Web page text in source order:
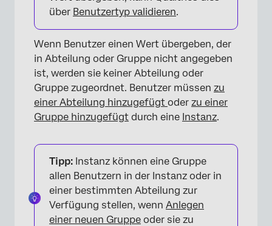
über Benutzertyp validieren.
Wenn Benutzer einen Wert übergeben, der
in Abteilung oder Gruppe nicht angegeben
ist, werden sie keiner Abteilung oder
Gruppe zugeordnet. Benutzer müssen zu
einer Abteilung hinzugefügt oder zu einer
Gruppe hinzugefügt durch eine Instanz.
Tipp: Instanz können eine Gruppe
allen Benutzern in der Instanz oder in
einer bestimmten Abteilung zur
Verfügung stellen, wenn Anlegen
einer neuen Gruppe oder sie zu